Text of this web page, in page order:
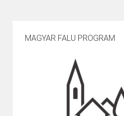
MAGYAR FALU PROGRAM